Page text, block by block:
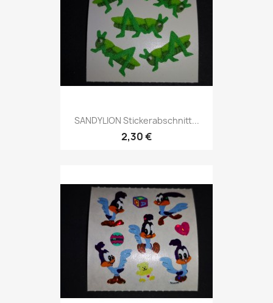
SANDYLION Stickerabschnitt...
2,30 €